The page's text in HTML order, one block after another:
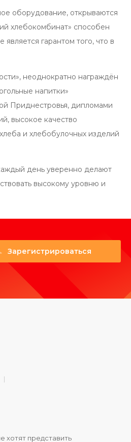
оборудование, открываются
хлебокомбинат» способен
гарантом того, что в
неоднократно награждён
напитки»
Приднестровья, дипломами
высокое качество
и хлебобулочных изделий
день уверенно делают
высокому уровню и
Зарегистрироваться
хотят представить